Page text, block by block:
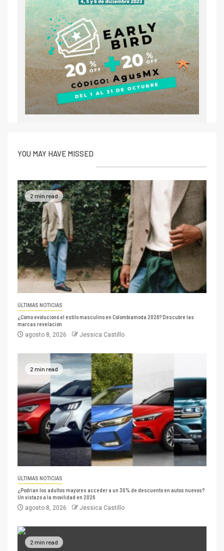
YOU MAY HAVE MISSED
2 min read
ÚLTIMAS NOTICIAS
¿Cómo evolucionó el estilo masculino en Colombiamoda 2026? Descubre las
marcas revelación
agosto 8, 2026 Jessica Castillo
2 min read
ÚLTIMAS NOTICIAS
¿Podrían los adultos mayores acceder a un 30% de descuento en autos nuevos?
Un vistazo a la movilidad en 2026
agosto 8, 2026 Jessica Castillo
2 min read